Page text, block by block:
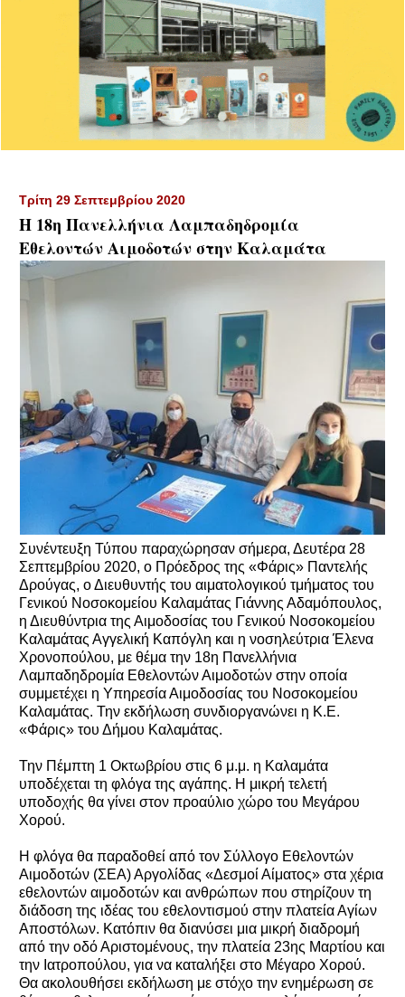
Τρίτη 29 Σεπτεμβρίου 2020
Η 18η Πανελλήνια Λαμπαδηδρομία
Εθελοντών Αιμοδοτών στην Καλαμάτα
Συνέντευξη Τύπου παραχώρησαν σήμερα, Δευτέρα 28
Σεπτεμβρίου 2020, ο Πρόεδρος της «Φάρις» Παντελής
Δρούγας, ο Διευθυντής του αιματολογικού τμήματος του
Γενικού Νοσοκομείου Καλαμάτας Γιάννης Αδαμόπουλος,
η Διευθύντρια της Αιμοδοσίας του Γενικού Νοσοκομείου
Καλαμάτας Αγγελική Καπόγλη και η νοσηλεύτρια Έλενα
Χρονοπούλου, με θέμα την 18η Πανελλήνια
Λαμπαδηδρομία Εθελοντών Αιμοδοτών στην οποία
συμμετέχει η Υπηρεσία Αιμοδοσίας του Νοσοκομείου
Καλαμάτας. Την εκδήλωση συνδιοργανώνει η Κ.Ε.
«Φάρις» του Δήμου Καλαμάτας.
Την Πέμπτη 1 Οκτωβρίου στις 6 μ.μ. η Καλαμάτα
υποδέχεται τη φλόγα της αγάπης. Η μικρή τελετή
υποδοχής θα γίνει στον προαύλιο χώρο του Μεγάρου
Χορού.
Η φλόγα θα παραδοθεί από τον Σύλλογο Εθελοντών
Αιμοδοτών (ΣΕΑ) Αργολίδας «Δεσμοί Αίματος» στα χέρια
εθελοντών αιμοδοτών και ανθρώπων που στηρίζουν τη
διάδοση της ιδέας του εθελοντισμού στην πλατεία Αγίων
Αποστόλων. Κατόπιν θα διανύσει μια μικρή διαδρομή
από την οδό Αριστομένους, την πλατεία 23ης Μαρτίου και
την Ιατροπούλου, για να καταλήξει στο Μέγαρο Χορού.
Θα ακολουθήσει εκδήλωση με στόχο την ενημέρωση σε